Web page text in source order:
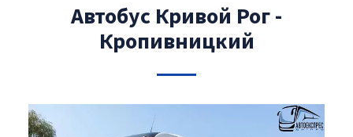
Автобус Кривой Рог -
Кропивницкий